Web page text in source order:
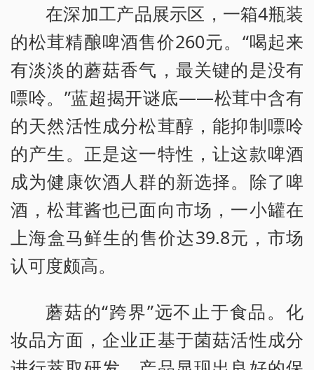
在深加工产品展示区，一箱4瓶装
的松茸精酿啤酒售价260元。“喝起来
有淡淡的蘑菇香气，最关键的是没有
嘌呤。”蓝超揭开谜底——松茸中含有
的天然活性成分松茸醇，能抑制嘌呤
的产生。正是这一特性，让这款啤酒
成为健康饮酒人群的新选择。除了啤
酒，松茸酱也已面向市场，一小罐在
上海盒马鲜生的售价达39.8元，市场
认可度颇高。
蘑菇的“跨界”远不止于食品。化
妆品方面，企业正基于菌菇活性成分